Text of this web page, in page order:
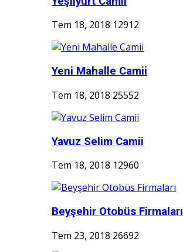
Tem 18, 2018 12912
Yeni Mahalle Camii
Tem 18, 2018 25552
Yavuz Selim Camii
Tem 18, 2018 12960
Beyşehir Otobüs Firmaları
Tem 23, 2018 26692